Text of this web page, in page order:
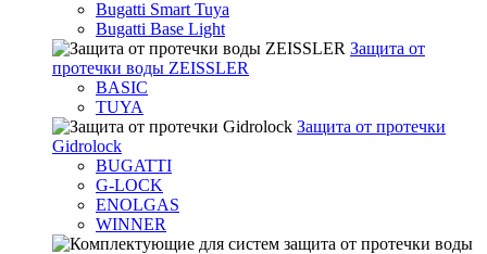
Bugatti Smart Tuya
Bugatti Base Light
Защита от
протечки воды ZEISSLER
BASIC
TUYA
Защита от протечки
Gidrolock
BUGATTI
G-LOCK
ENOLGAS
WINNER